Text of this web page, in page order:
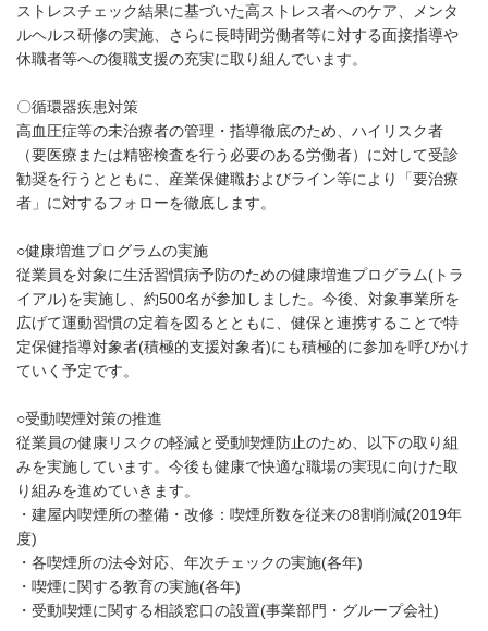
ストレスチェック結果に基づいた高ストレス者へのケア、メンタ
ルヘルス研修の実施、さらに長時間労働者等に対する面接指導や
休職者等への復職支援の充実に取り組んでいます。
〇循環器疾患対策
高血圧症等の未治療者の管理・指導徹底のため、ハイリスク者
（要医療または精密検査を行う必要のある労働者）に対して受診
勧奨を行うとともに、産業保健職およびライン等により「要治療
者」に対するフォローを徹底します。
○健康増進プログラムの実施
従業員を対象に生活習慣病予防のための健康増進プログラム(トラ
イアル)を実施し、約500名が参加しました。今後、対象事業所を
広げて運動習慣の定着を図るとともに、健保と連携することで特
定保健指導対象者(積極的支援対象者)にも積極的に参加を呼びかけ
ていく予定です。
○受動喫煙対策の推進
従業員の健康リスクの軽減と受動喫煙防止のため、以下の取り組
みを実施しています。今後も健康で快適な職場の実現に向けた取
り組みを進めていきます。
・建屋内喫煙所の整備・改修：喫煙所数を従来の8割削減(2019年
度)
・各喫煙所の法令対応、年次チェックの実施(各年)
・喫煙に関する教育の実施(各年)
・受動喫煙に関する相談窓口の設置(事業部門・グループ会社)